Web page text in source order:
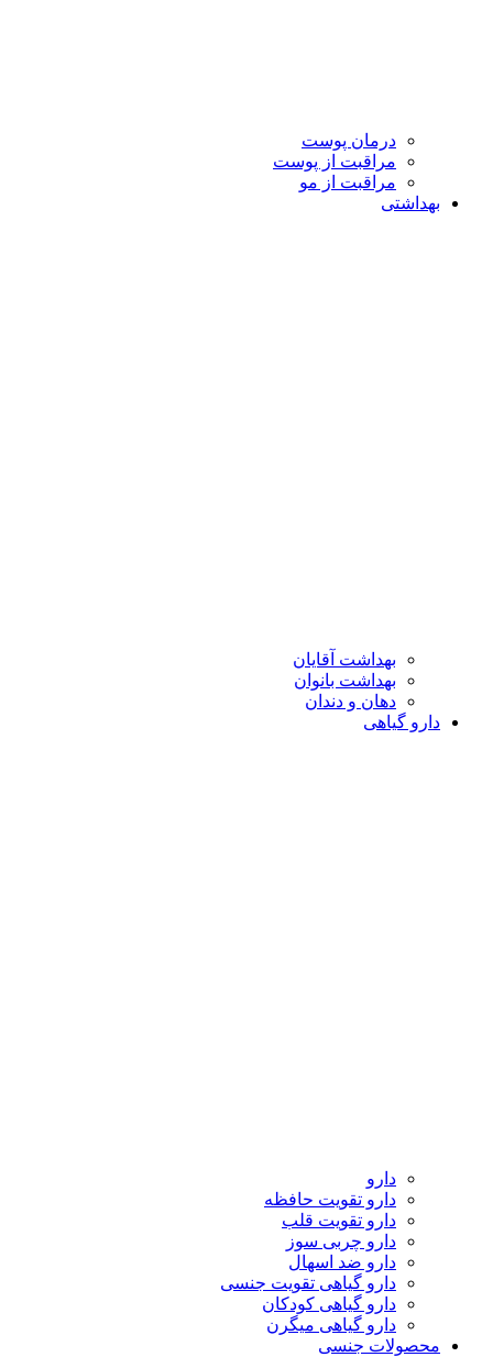
درمان پوست
مراقبت از پوست
مراقبت از مو
بهداشتی
بهداشت آقایان
بهداشت بانوان
دهان و دندان
دارو گیاهی
دارو
دارو تقویت حافظه
دارو تقویت قلب
دارو چربی سوز
دارو ضد اسهال
دارو گیاهی تقویت جنسی
دارو گیاهی کودکان
دارو گیاهی میگرن
محصولات جنسی